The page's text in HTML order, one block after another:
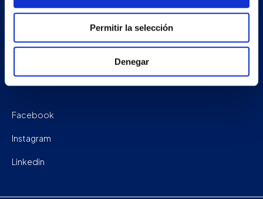
Permitir la selección
Denegar
Trabaja con nosotros
Facebook
Instagram
Linkedin